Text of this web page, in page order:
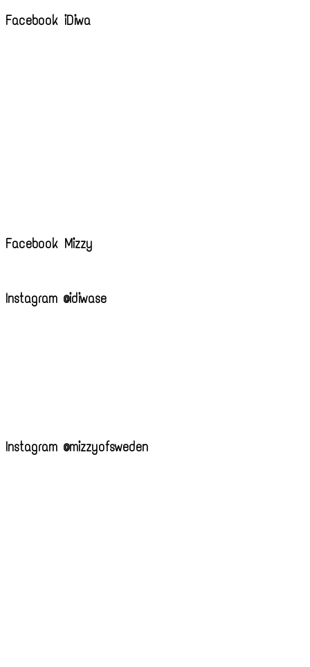
Facebook iDiwa
Facebook Mizzy
Instagram @idiwase
Instagram @mizzyofsweden